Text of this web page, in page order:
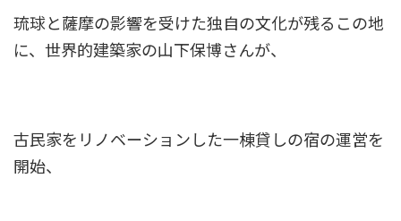
琉球と薩摩の影響を受けた独自の文化が残るこの地
に、世界的建築家の山下保博さんが、
古民家をリノベーションした一棟貸しの宿の運営を
開始、